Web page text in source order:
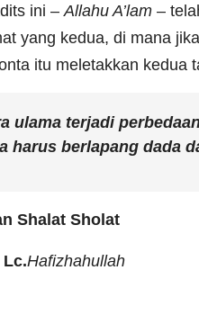
ini – Allahu A’lam –
yang kedua, di mana
itu meletakkan kedua
ulama terjadi
harus berlapang dada
Shalat Sholat
Lc.Hafizhahullah